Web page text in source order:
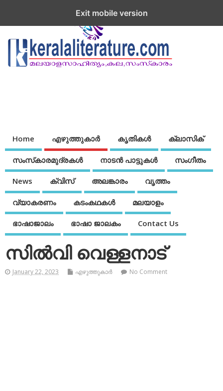
Home എഴുത്തുകാര്‍ കൃതികൾ ക്ലാസിക്
സംസ്‌കാരമുദ്രകള്‍ നാടന്‍ പാട്ടുകള്‍ സംഗീതം
News ക്വിസ് അലങ്കാരം വൃത്തം
വ്യാകരണം കടംകഥകള്‍ മലയാളം
ഭാഷാജാലം ഭാഷാ ജാലകം Contact Us
സില്‍വി വെള്ളനാട്
January 22, 2023 എഴുത്തുകാര്‍ No Comment
Exit mobile version